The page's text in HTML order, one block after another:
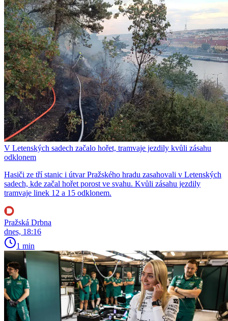
V Letenských sadech začalo hořet, tramvaje jezdily kvůli zásahu
odklonem
Hasiči ze tří stanic i útvar Pražského hradu zasahovali v Letenských
sadech, kde začal hořet porost ve svahu. Kvůli zásahu jezdily
tramvaje linek 12 a 15 odklonem.
Pražská Drbna
dnes, 18:16
1 min